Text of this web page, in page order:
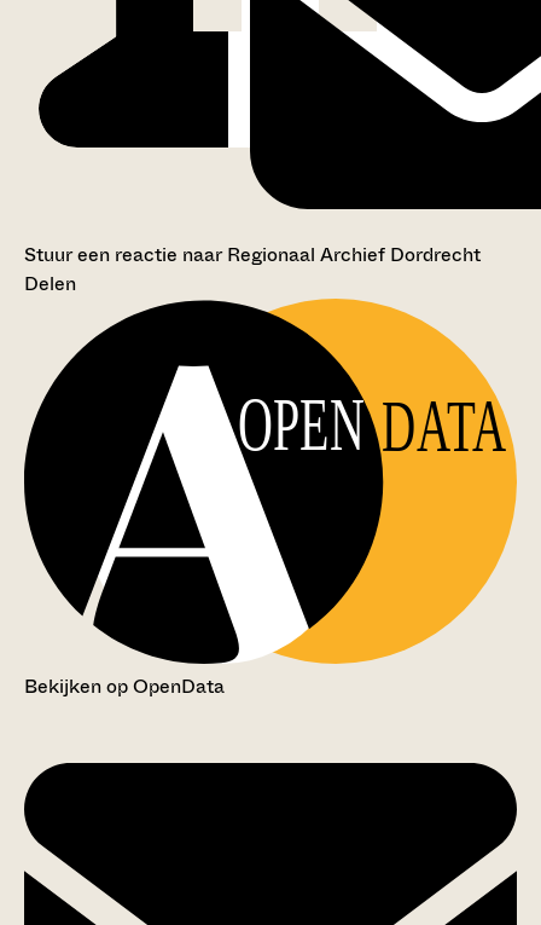
Stuur een reactie naar Regionaal Archief Dordrecht
Delen
OPEN DATA
Bekijken op OpenData